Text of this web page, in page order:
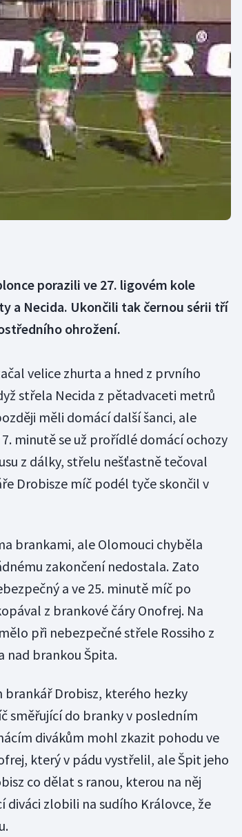
Moderní pětiboj
Motorsport
Olympijské hry
Parasport
Plavání
Triatlon
Veslování
Vodní slalom
Volejbal
Ostatní
porazili ve 27. ligovém kole
a Necida. Ukončili tak černou sérii tří
ohrožení.
velice zhurta a hned z prvního
střela Necida z pětadvaceti metrů
měli domácí další šanci, ale
minutě se už prořídlé domácí ochozy
z dálky, střelu nešťastně tečoval
Drobisze míč podél tyče skončil v
brankami, ale Olomouci chyběla
zakončení nedostala. Zato
a ve 25. minutě míč po
z brankové čáry Onofrej. Na
při nebezpečné střele Rossiho z
nad brankou Špita.
Drobisz, kterého hezky
směřující do branky v posledním
divákům mohl zkazit pohodu ve
který v pádu vystřelil, ale Špit jeho
co dělat s ranou, kterou na něj
diváci zlobili na sudího Královce, že